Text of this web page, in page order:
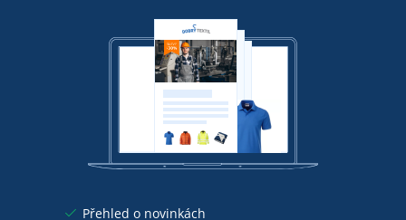
Přehled o novinkách